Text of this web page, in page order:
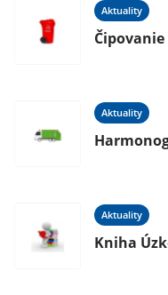
Aktuality
Aktuality
Aktuality
Kniha